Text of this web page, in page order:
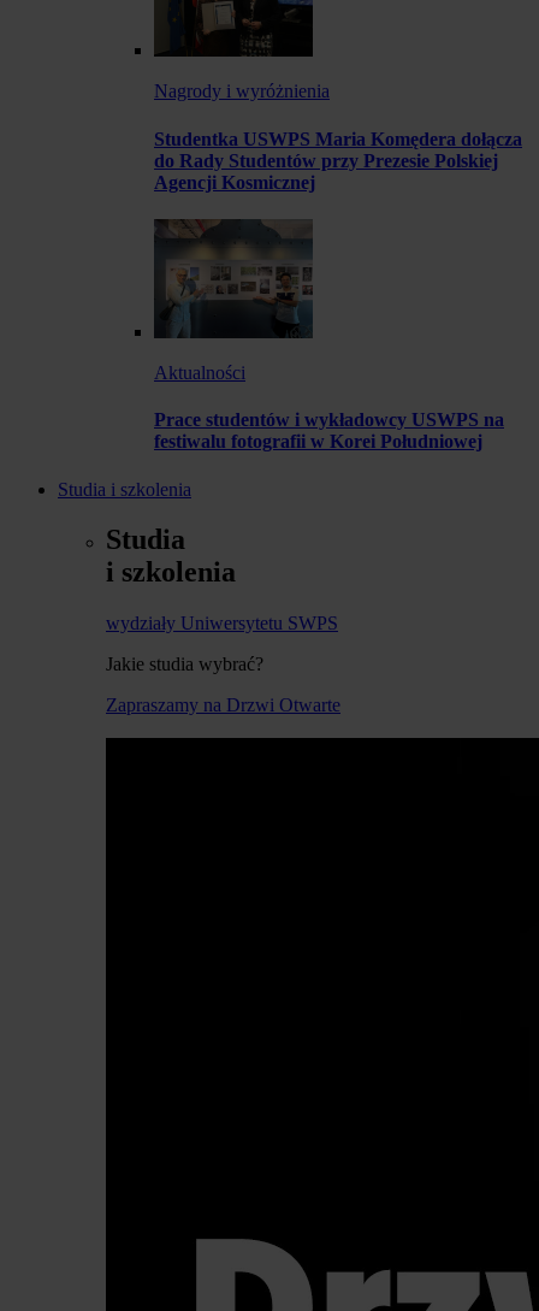
Nagrody i wyróżnienia
Studentka USWPS Maria Komędera dołącza
do Rady Studentów przy Prezesie Polskiej
Agencji Kosmicznej
Aktualności
Prace studentów i wykładowcy USWPS na
festiwalu fotografii w Korei Południowej
Studia i szkolenia
Studia
i szkolenia
wydziały Uniwersytetu SWPS
Jakie studia wybrać?
Zapraszamy na Drzwi Otwarte